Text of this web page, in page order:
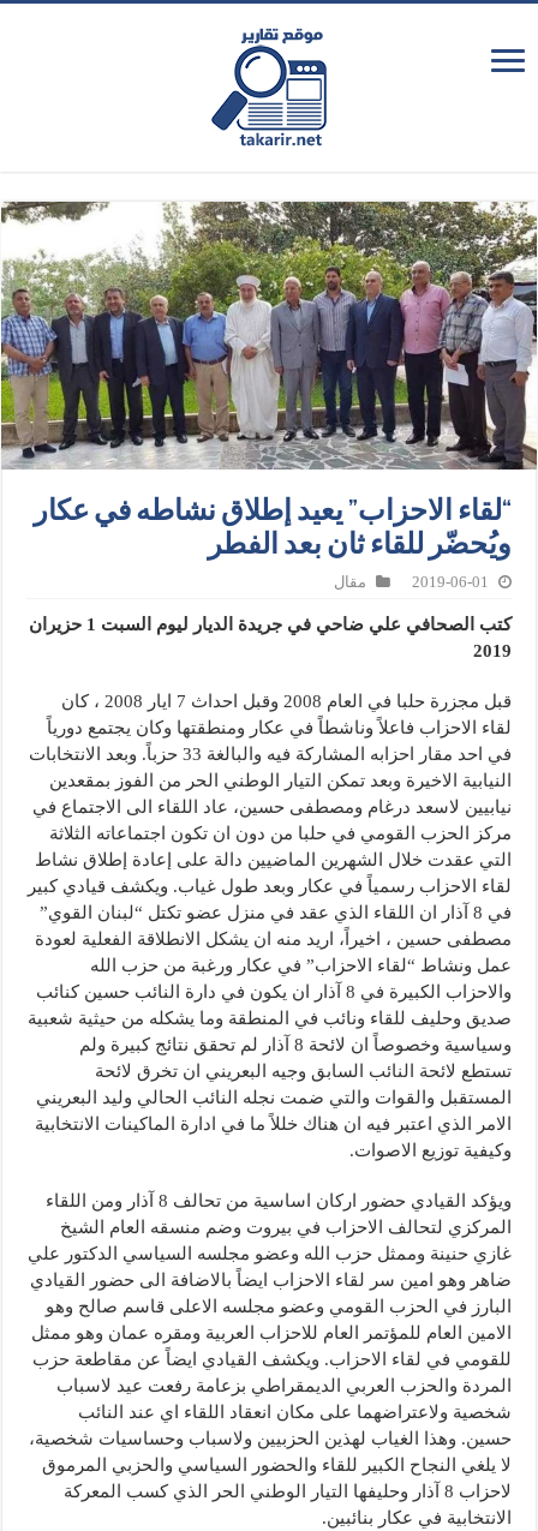
“لقاء الاحزاب” يعيد إطلاق نشاطه في عكار
ويُحضّر للقاء ثان بعد الفطر
2019-06-01 مقال
كتب الصحافي علي ضاحي في جريدة الديار ليوم السبت 1 حزيران
2019
قبل مجزرة حلبا في العام 2008 وقبل احداث 7 ايار 2008 ، كان
لقاء الاحزاب فاعلاً وناشطاً في عكار ومنطقتها وكان يجتمع دورياً
في احد مقار احزابه المشاركة فيه والبالغة 33 حزباً. وبعد الانتخابات
النيابية الاخيرة وبعد تمكن التيار الوطني الحر من الفوز بمقعدين
نيابيين لاسعد درغام ومصطفى حسين، عاد اللقاء الى الاجتماع في
مركز الحزب القومي في حلبا من دون ان تكون اجتماعاته الثلاثة
التي عقدت خلال الشهرين الماضيين دالة على إعادة إطلاق نشاط
لقاء الاحزاب رسمياً في عكار وبعد طول غياب. ويكشف قيادي كبير
في 8 آذار ان اللقاء الذي عقد في منزل عضو تكتل “لبنان القوي”
مصطفى حسين ، اخيراً، اريد منه ان يشكل الانطلاقة الفعلية لعودة
عمل ونشاط “لقاء الاحزاب” في عكار ورغبة من حزب الله
والاحزاب الكبيرة في 8 آذار ان يكون في دارة النائب حسين كنائب
صديق وحليف للقاء ونائب في المنطقة وما يشكله من حيثية شعبية
وسياسية وخصوصاً ان لائحة 8 آذار لم تحقق نتائج كبيرة ولم
تستطع لائحة النائب السابق وجيه البعريني ان تخرق لائحة
المستقبل والقوات والتي ضمت نجله النائب الحالي وليد البعريني
الامر الذي اعتبر فيه ان هناك خللاً ما في ادارة الماكينات الانتخابية
وكيفية توزيع الاصوات.
ويؤكد القيادي حضور اركان اساسية من تحالف 8 آذار ومن اللقاء
المركزي لتحالف الاحزاب في بيروت وضم منسقه العام الشيخ
غازي حنينة وممثل حزب الله وعضو مجلسه السياسي الدكتور علي
ضاهر وهو امين سر لقاء الاحزاب ايضاً بالاضافة الى حضور القيادي
البارز في الحزب القومي وعضو مجلسه الاعلى قاسم صالح وهو
الامين العام للمؤتمر العام للاحزاب العربية ومقره عمان وهو ممثل
للقومي في لقاء الاحزاب. ويكشف القيادي ايضاً عن مقاطعة حزب
المردة والحزب العربي الديمقراطي بزعامة رفعت عيد لاسباب
شخصية ولاعتراضهما على مكان انعقاد اللقاء اي عند النائب
حسين. وهذا الغياب لهذين الحزبيين ولاسباب وحساسيات شخصية،
لا يلغي النجاح الكبير للقاء والحضور السياسي والحزبي المرموق
لاحزاب 8 آذار وحليفها التيار الوطني الحر الذي كسب المعركة
الانتخابية في عكار بنائبين.